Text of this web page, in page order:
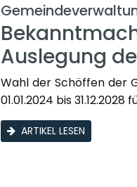
Auslegung
Wahl der Schöffen der
01.01.2024 bis
ARTIKEL LESEN